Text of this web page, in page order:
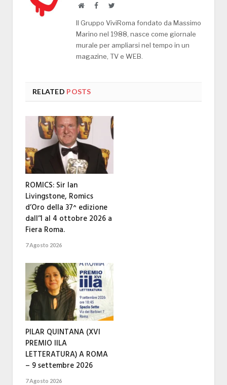
WebsiteFacebookTwitter
Il Gruppo ViviRoma fondato da Massimo
Marino nel 1988, nasce come giornale
murale per ampliarsi nel tempo in un
magazine, TV e WEB.
RELATED POSTS
ROMICS: Sir Ian
Livingstone, Romics
d’Oro della 37^ edizione
dall’1 al 4 ottobre 2026 a
Fiera Roma.
7 Agosto 2026
PILAR QUINTANA (XVI
PREMIO IILA
LETTERATURA) A ROMA
– 9 settembre 2026
7 Agosto 2026